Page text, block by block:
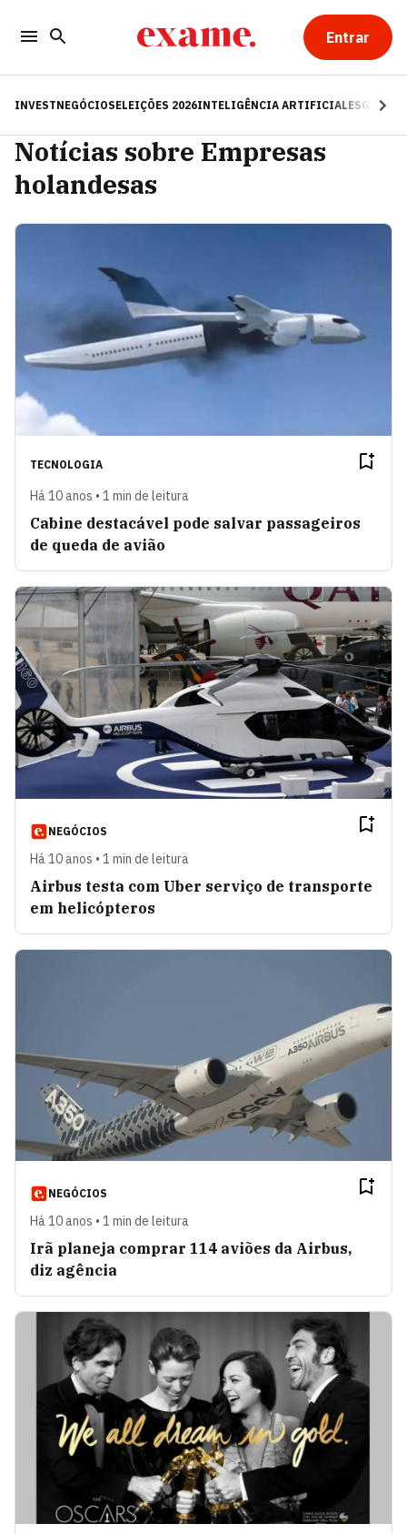
Entrar
INVESTNEGÓCIOSELEIÇÕES 2026INTELIGÊNCIA ARTIFICIALESG
Notícias sobre Empresas
holandesas
TECNOLOGIA
Há 10 anos • 1 min de leitura
Cabine destacável pode salvar passageiros
de queda de avião
NEGÓCIOS
Há 10 anos • 1 min de leitura
Airbus testa com Uber serviço de transporte
em helicópteros
NEGÓCIOS
Há 10 anos • 1 min de leitura
Irã planeja comprar 114 aviões da Airbus,
diz agência